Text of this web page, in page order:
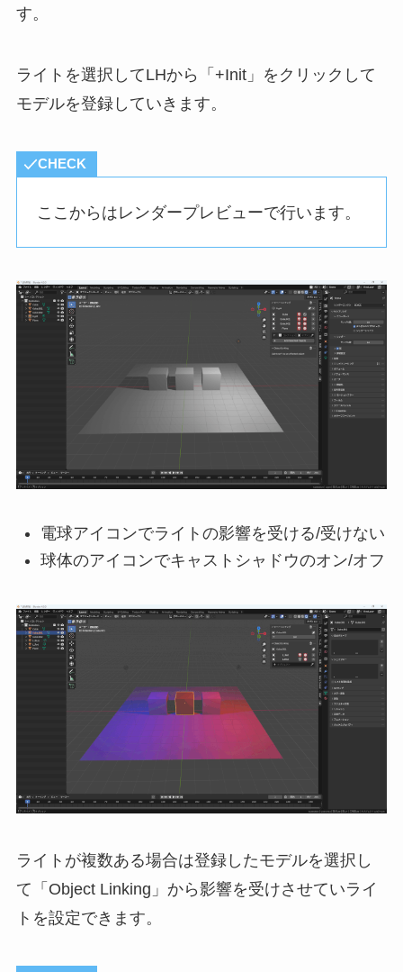
す。
ライトを選択してLHから「+Init」をクリックして
モデルを登録していきます。
CHECK
ここからはレンダープレビューで行います。
電球アイコンでライトの影響を受ける/受けない
球体のアイコンでキャストシャドウのオン/オフ
ライトが複数ある場合は登録したモデルを選択し
て「Object Linking」から影響を受けさせていライ
トを設定できます。